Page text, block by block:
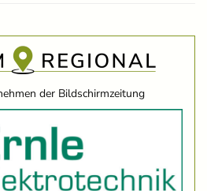
der Bildschirmzeitung